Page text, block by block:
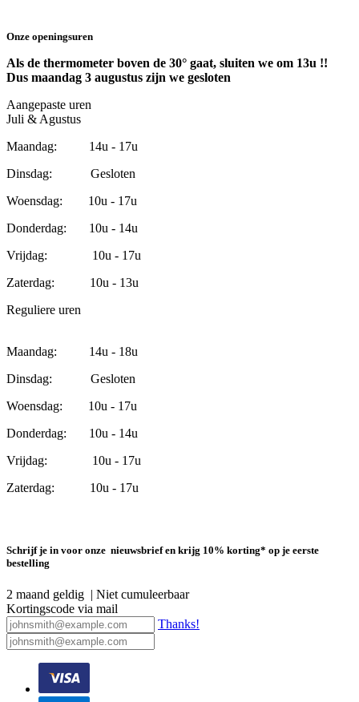
Onze openingsuren
Als de thermometer boven de 30° gaat, sluiten we om 13u !!
Dus maandag 3 augustus zijn we gesloten
Aangepaste uren
Juli & Agustus
Maandag: 14u - 17u
Dinsdag: Gesloten
Woensdag: 10u - 17u
Donderdag: 10u - 14u
Vrijdag: 10u - 17u
Zaterdag: 10u - 13u
Reguliere uren
Maandag: 14u - 18u
Dinsdag: Gesloten
Woensdag: 10u - 17u
Donderdag: 10u - 14u
Vrijdag: 10u - 17u
Zaterdag: 10u - 17u
Schrijf je in voor onze nieuwsbrief en krijg 10% korting* op je eerste
bestelling
2 maand geldig | Niet cumuleerbaar
Kortingscode via mail
Thanks!